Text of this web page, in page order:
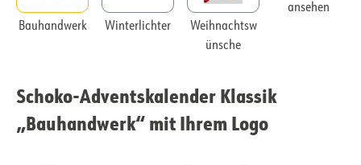
Bauhandwerk Winterlichter
Weihnachtsw
ünsche
ansehen
Schoko-Adventskalender Klassik
„Bauhandwerk“ mit Ihrem Logo